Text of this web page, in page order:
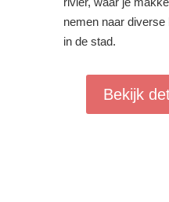
nemen naar
in de stad.
Bekijk